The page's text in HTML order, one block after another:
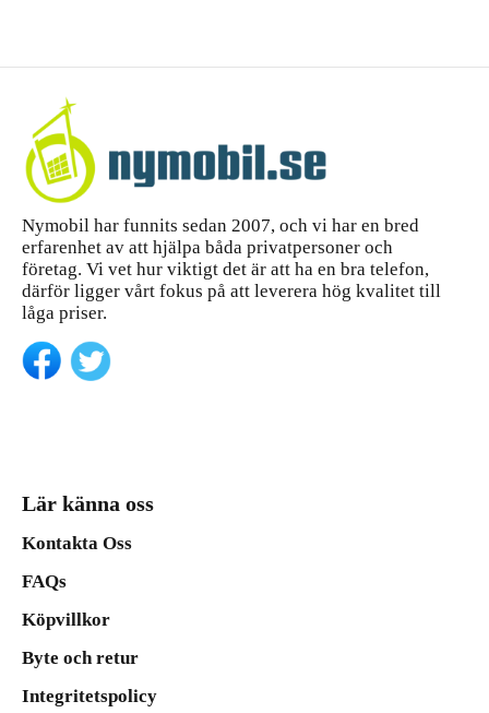
Nymobil har funnits sedan 2007, och vi har en bred
erfarenhet av att hjälpa båda privatpersoner och
företag. Vi vet hur viktigt det är att ha en bra telefon,
därför ligger vårt fokus på att leverera hög kvalitet till
låga priser.
Lär känna oss
Kontakta Oss
FAQs
Köpvillkor
Byte och retur
Integritetspolicy